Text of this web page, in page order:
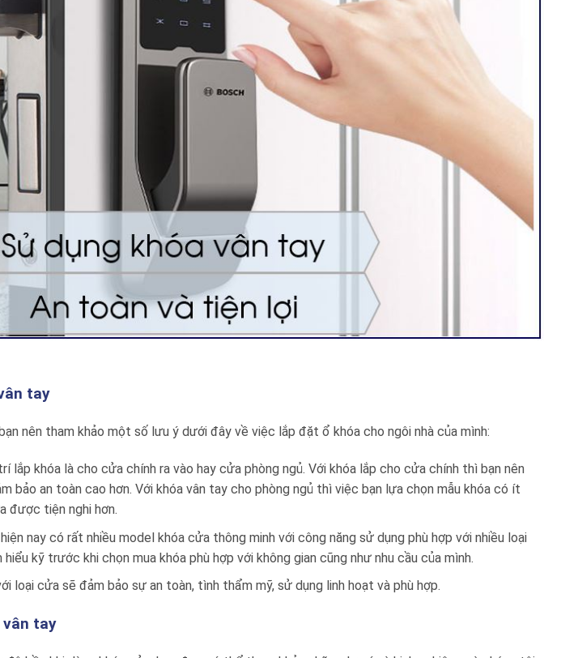
tay
nên tham khảo một số lưu ý dưới đây về việc lắp đặt ổ khóa cho ngôi nhà của mình:
lắp khóa là cho cửa chính ra vào hay cửa phòng ngủ. Với khóa lắp cho cửa chính thì bạn nên
bảo an toàn cao hơn. Với khóa vân tay cho phòng ngủ thì việc bạn lựa chọn mẫu khóa có ít
được tiện nghi hơn.
nay có rất nhiều model khóa cửa thông minh với công năng sử dụng phù hợp với nhiều loại
kỹ trước khi chọn mua khóa phù hợp với không gian cũng như nhu cầu của mình.
loại cửa sẽ đảm bảo sự an toàn, tình thẩm mỹ, sử dụng linh hoạt và phù hợp.
vân tay